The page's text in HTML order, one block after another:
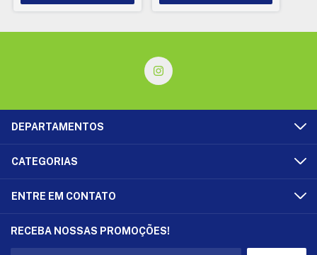
DEPARTAMENTOS
CATEGORIAS
ENTRE EM CONTATO
RECEBA NOSSAS PROMOÇÕES!